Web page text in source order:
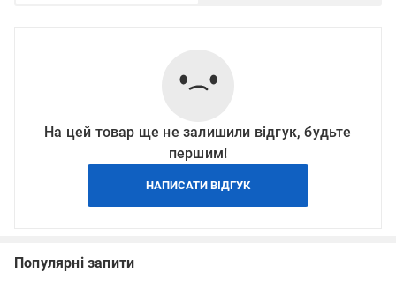
На цей товар ще не залишили відгук, будьте
першим!
НАПИСАТИ ВІДГУК
Популярні запити